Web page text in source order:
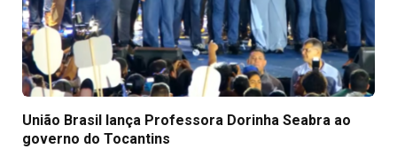
União Brasil lança Professora Dorinha Seabra ao
governo do Tocantins